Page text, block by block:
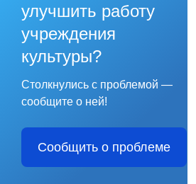
улучшить работу
учреждения
культуры?
Столкнулись с проблемой —
сообщите о ней!
Сообщить о проблеме